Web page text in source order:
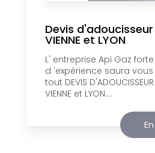
Devis
VIENNE et LYON
L' entreprise Api Gaz
d 'expérience saura
tout DEVIS
VIENNE et LYON....